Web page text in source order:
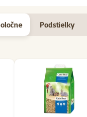
Podstielky